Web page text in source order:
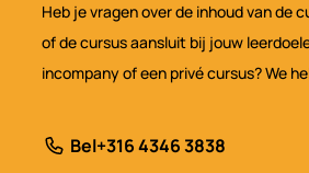
Heb je vragen over de inhoud van de
of de cursus aansluit bij jouw
incompany of een privé cursus? We
Bel+316 4346 3838